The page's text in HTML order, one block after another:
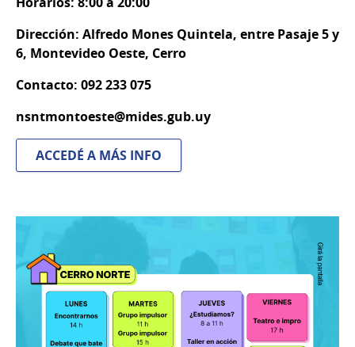
Dirección: Alfredo Mones Quintela, entre Pasaje 5 y
6, Montevideo Oeste, Cerro
Contacto: 092 233 075
nsntmontoeste@mides.gub.uy
ACCEDÉ A MÁS INFO